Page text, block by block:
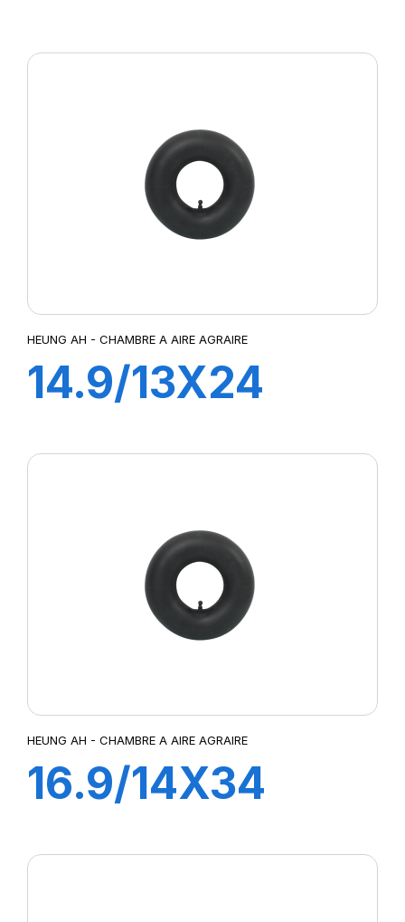
HEUNG AH - CHAMBRE A AIRE AGRAIRE
14.9/13X24
HEUNG AH - CHAMBRE A AIRE AGRAIRE
16.9/14X34